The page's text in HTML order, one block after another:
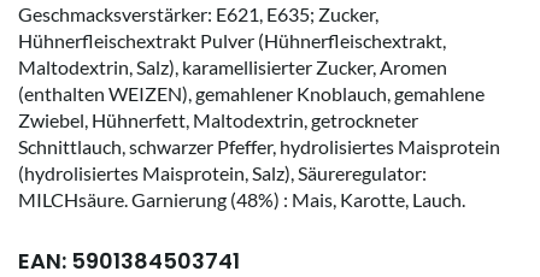
Geschmacksverstärker: E621, E635; Zucker,
Hühnerfleischextrakt Pulver (Hühnerfleischextrakt,
Maltodextrin, Salz), karamellisierter Zucker, Aromen
(enthalten WEIZEN), gemahlener Knoblauch, gemahlene
Zwiebel, Hühnerfett, Maltodextrin, getrockneter
Schnittlauch, schwarzer Pfeffer, hydrolisiertes Maisprotein
(hydrolisiertes Maisprotein, Salz), Säureregulator:
MILCHsäure. Garnierung (48%) : Mais, Karotte, Lauch.
EAN: 5901384503741